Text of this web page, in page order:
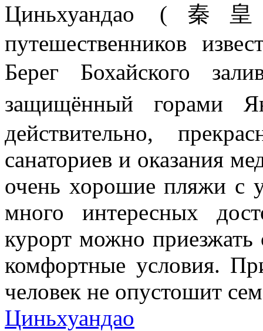
Циньхуандао (秦
путешественников
Берег Бохайского
защищённый горами
действительно,
санаториев и оказания
очень хорошие пляжи с
много интересных
курорт можно приезжать
комфортные условия.
человек не опустошит
Циньхуандао